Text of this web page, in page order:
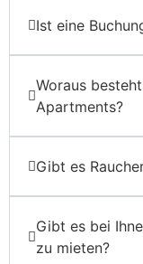
Ist eine
Woraus
Apartments?
Gibt es
Gibt es bei
zu mieten?